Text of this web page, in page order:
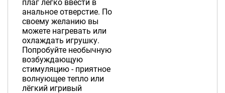
плаг легко ввести в
анальное отверстие. По
своему желанию вы
можете нагревать или
охлаждать игрушку.
Попробуйте необычную
возбуждающую
стимуляцию - приятное
волнующее тепло или
лёгкий игривый